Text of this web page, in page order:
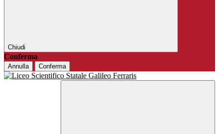
Chiudi
Conferma
Annulla Conferma